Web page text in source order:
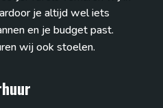
je altijd wel iets
en je budget past.
wij ook stoelen.